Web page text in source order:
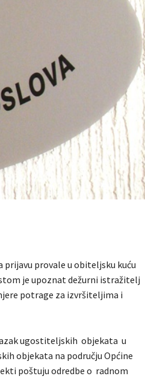
prijavu provale u obiteljsku kuću
je upoznat dežurni istražitelj
potrage za izvršiteljima i
ugostiteljskih objekata u
objekata na području Općine
poštuju odredbe o radnom